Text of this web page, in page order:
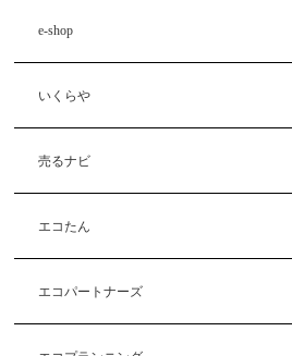
e-shop
いくらや
売るナビ
エコたん
エコパートナーズ